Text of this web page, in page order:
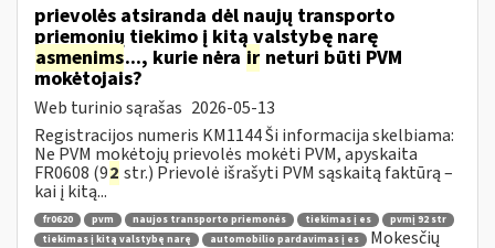
prievolės atsiranda dėl naujų transporto
priemonių tiekimo į kitą valstybę narę
asmenims..., kurie nėra ir neturi būti PVM
mokėtojais?
Web turinio sąrašas 2026-05-13
Registracijos numeris KM1144 Ši informacija skelbiama:
Ne PVM mokėtojų prievolės mokėti PVM, apyskaita
FR0608 (92 str.) Prievolė išrašyti PVM sąskaitą faktūrą –
kai į kitą...
fr0620 pvm naujos transporto priemonės tiekimas į es
pvmį 92 str
tiekimas į kitą valstybę narę
automobilio pardavimas į es
Mokesčių